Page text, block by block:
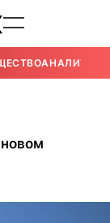
АНАЛИТИКА